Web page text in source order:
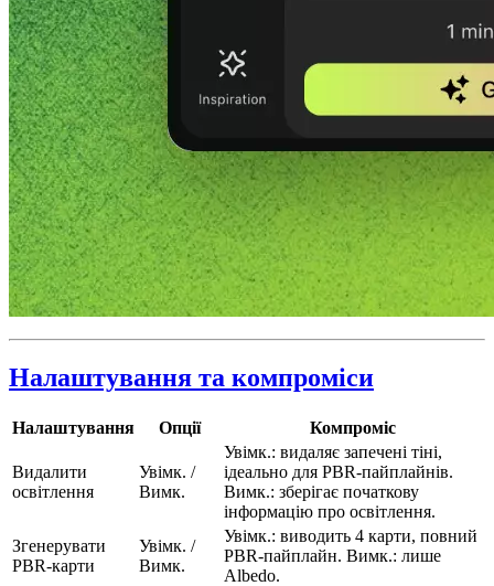
Налаштування та компроміси
Налаштування Опції Компроміс
Видалити
освітлення
Увімк. /
Вимк.
Увімк.: видаляє запечені тіні,
ідеально для PBR-пайплайнів.
Вимк.: зберігає початкову
інформацію про освітлення.
Згенерувати
PBR-карти
Увімк. /
Вимк.
Увімк.: виводить 4 карти, повний
PBR-пайплайн. Вимк.: лише
Albedo.